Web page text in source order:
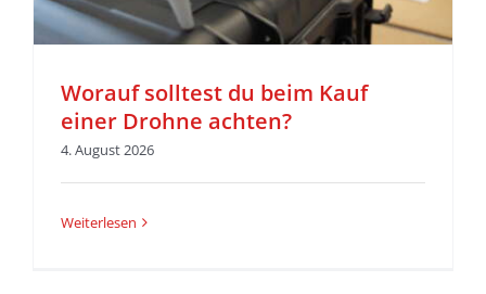
Worauf solltest du beim Kauf
einer Drohne achten?
4. August 2026
Weiterlesen